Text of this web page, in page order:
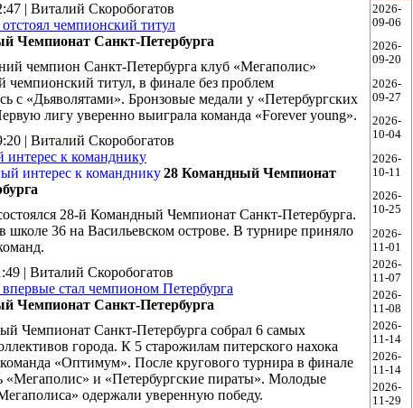
| Виталий Скоробогатов
чемпионский титул
Чемпионат Санкт-Петербурга
чемпион Санкт-Петербурга клуб «Мегаполис»
чемпионский титул, в финале без проблем
с «Дьяволятами». Бронзовые медали у «Петербургских
лигу уверенно выиграла команда «Forever young».
| Виталий Скоробогатов
к команднику
28 Командный Чемпионат
28-й Командный Чемпионат Санкт-Петербурга.
школе 36 на Васильевском острове. В турнире приняло
| Виталий Скоробогатов
стал чемпионом Петербурга
Чемпионат Санкт-Петербурга
Чемпионат Санкт-Петербурга собрал 6 самых
города. К 5 старожилам питерского нахока
команда «Оптимум». После кругового турнира в финале
«Мегаполис» и «Петербургские пираты». Молодые
одержали уверенную победу.
2026-
09-06
2026-
09-20
2026-
09-27
2026-
10-04
2026-
10-11
2026-
10-25
2026-
11-01
2026-
11-07
2026-
11-08
2026-
11-14
2026-
11-14
2026-
11-29